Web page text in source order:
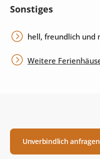
Sonstiges
hell, freundlich und
Weitere
Unverbindlich anfragen